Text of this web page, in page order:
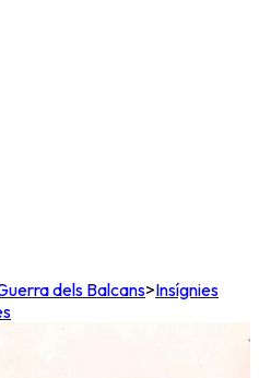
dels Balcans>Insígnies